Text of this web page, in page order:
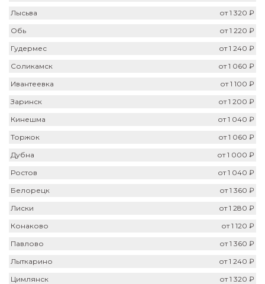
Лысьва
от 1 320 ₽
Обь
от 1 220 ₽
Гудермес
от 1 240 ₽
Соликамск
от 1 060 ₽
Ивантеевка
от 1 100 ₽
Заринск
от 1 200 ₽
Кинешма
от 1 040 ₽
Торжок
от 1 060 ₽
Дубна
от 1 000 ₽
Ростов
от 1 040 ₽
Белорецк
от 1 360 ₽
Лиски
от 1 280 ₽
Конаково
от 1 120 ₽
Павлово
от 1 360 ₽
Лыткарино
от 1 240 ₽
Цимлянск
от 1 320 ₽